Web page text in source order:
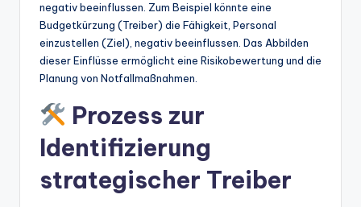
negativ beeinflussen. Zum Beispiel könnte eine
Budgetkürzung (Treiber) die Fähigkeit, Personal
einzustellen (Ziel), negativ beeinflussen. Das Abbilden
dieser Einflüsse ermöglicht eine Risikobewertung und die
Planung von Notfallmaßnahmen.
Prozess zur
Identifizierung
strategischer Treiber